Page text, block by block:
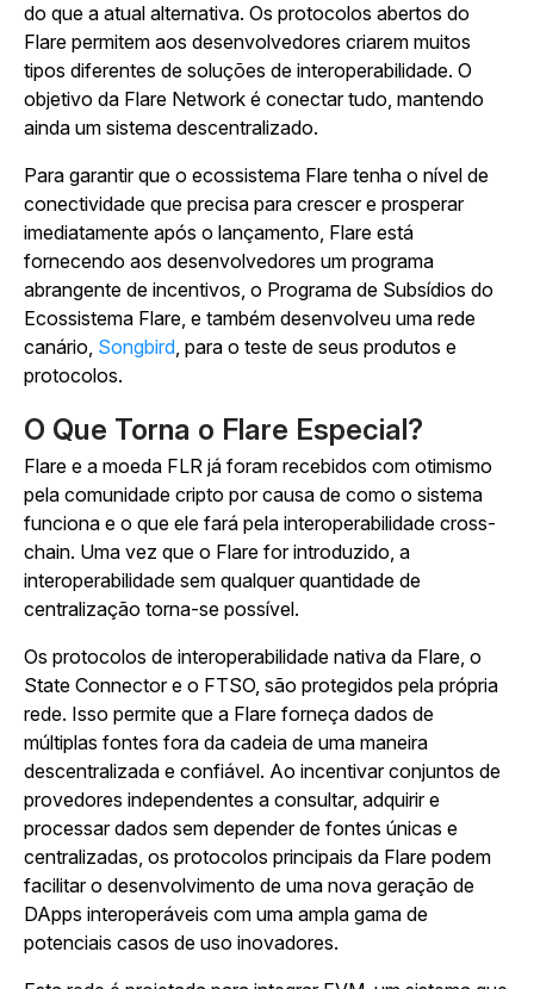
do que a atual alternativa. Os protocolos abertos do
Flare permitem aos desenvolvedores criarem muitos
tipos diferentes de soluções de interoperabilidade. O
objetivo da Flare Network é conectar tudo, mantendo
ainda um sistema descentralizado.
Para garantir que o ecossistema Flare tenha o nível de
conectividade que precisa para crescer e prosperar
imediatamente após o lançamento, Flare está
fornecendo aos desenvolvedores um programa
abrangente de incentivos, o Programa de Subsídios do
Ecossistema Flare, e também desenvolveu uma rede
canário, Songbird, para o teste de seus produtos e
protocolos.
O Que Torna o Flare Especial?
Flare e a moeda FLR já foram recebidos com otimismo
pela comunidade cripto por causa de como o sistema
funciona e o que ele fará pela interoperabilidade cross-
chain. Uma vez que o Flare for introduzido, a
interoperabilidade sem qualquer quantidade de
centralização torna-se possível.
Os protocolos de interoperabilidade nativa da Flare, o
State Connector e o FTSO, são protegidos pela própria
rede. Isso permite que a Flare forneça dados de
múltiplas fontes fora da cadeia de uma maneira
descentralizada e confiável. Ao incentivar conjuntos de
provedores independentes a consultar, adquirir e
processar dados sem depender de fontes únicas e
centralizadas, os protocolos principais da Flare podem
facilitar o desenvolvimento de uma nova geração de
DApps interoperáveis com uma ampla gama de
potenciais casos de uso inovadores.